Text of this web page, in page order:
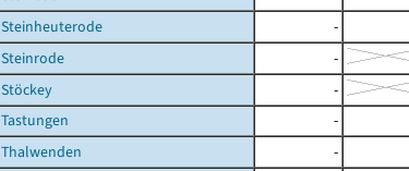
Steinheuterode
-
Steinrode
-
Stöckey
-
Tastungen
-
Thalwenden
-